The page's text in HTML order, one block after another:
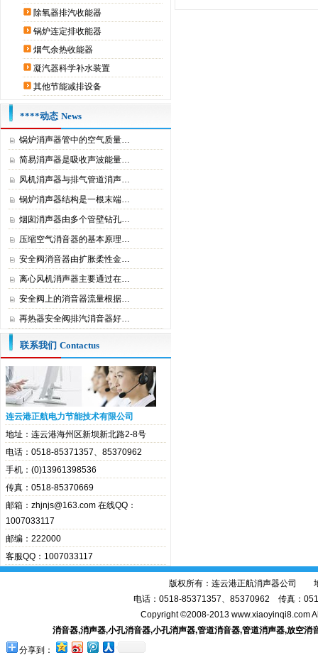
除氧器排汽收能器
锅炉连定排收能器
烟气余热收能器
凝汽器科学补水装置
其他节能减排设备
****动态 News
锅炉消声器管中的空气质量…
简易消声器是吸收声波能量…
风机消声器与排气管道消声…
锅炉消声器结构是一根末端…
烟囱消声器由多个管壁钻孔…
压缩空气消音器的基本原理…
安全阀消音器由扩胀柔性金…
离心风机消声器主要通过在…
安全阀上的消音器流量根据…
再热器安全阀排汽消音器好…
联系我们 Contactus
连云港正航电力节能技术有限公司
地址：连云港海州区新坝新北路2-8号
电话：0518-85371357、85370962
手机：(0)13961398536
传真：0518-85370669
邮箱：zhjnjs@163.com 在线QQ：
1007033117
邮编：222000
客服QQ：1007033117
版权所有：连云港正航消声器公司
电话：0518-85371357、85370962 传真：
Copyright ©2008-2013 www.xiaoyinqi8.com
消音器,消声器,小孔消音器,小孔消声器,管道消音器,管道消声器,放空消
分享到：